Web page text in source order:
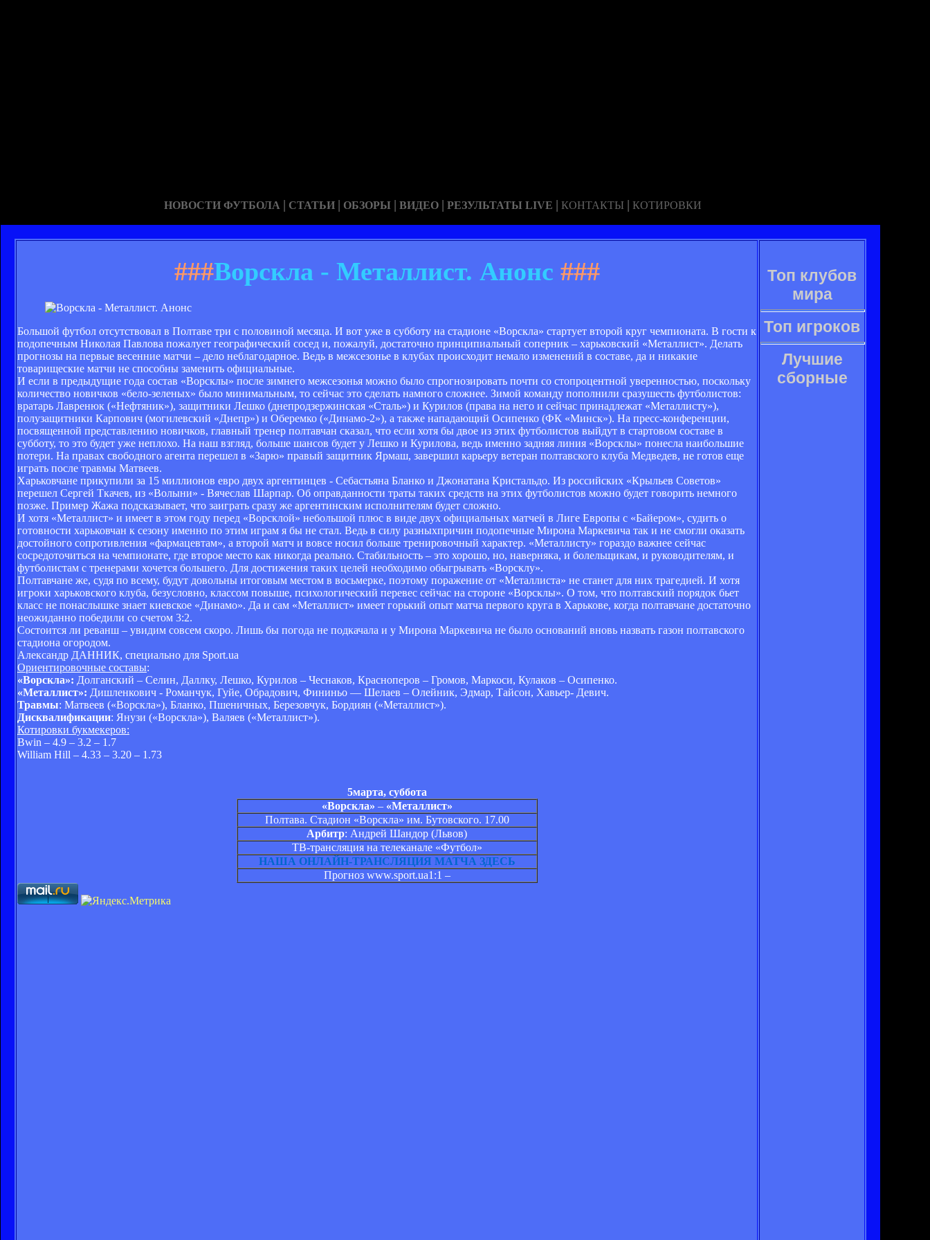
НОВОСТИ ФУТБОЛА | СТАТЬИ | ОБЗОРЫ | ВИДЕО | РЕЗУЛЬТАТЫ LIVE | КОНТАКТЫ | КОТИРОВКИ
###Ворскла - Металлист. Анонс ###
Большой футбол отсутствовал в Полтаве три с половиной месяца. И вот уже в субботу на стадионе «Ворскла» стартует второй круг чемпионата. В гости к
подопечным Николая Павлова пожалует географический сосед и, пожалуй, достаточно принципиальный соперник – харьковский «Металлист». Делать
прогнозы на первые весенние матчи – дело неблагодарное. Ведь в межсезонье в клубах происходит немало изменений в составе, да и никакие
товарищеские матчи не способны заменить официальные.
И если в предыдущие года состав «Ворсклы» после зимнего межсезонья можно было спрогнозировать почти со стопроцентной уверенностью, поскольку
количество новичков «бело-зеленых» было минимальным, то сейчас это сделать намного сложнее. Зимой команду пополнили сразушесть футболистов:
вратарь Лавренюк («Нефтяник»), защитники Лешко (днепродзержинская «Сталь») и Курилов (права на него и сейчас принадлежат «Металлисту»),
полузащитники Карпович (могилевский «Днепр») и Оберемко («Динамо-2»), а также нападающий Осипенко (ФК «Минск»). На пресс-конференции,
посвященной представлению новичков, главный тренер полтавчан сказал, что если хотя бы двое из этих футболистов выйдут в стартовом составе в
субботу, то это будет уже неплохо. На наш взгляд, больше шансов будет у Лешко и Курилова, ведь именно задняя линия «Ворсклы» понесла наибольшие
потери. На правах свободного агента перешел в «Зарю» правый защитник Ярмаш, завершил карьеру ветеран полтавского клуба Медведев, не готов еще
играть после травмы Матвеев.
Харьковчане прикупили за 15 миллионов евро двух аргентинцев - Себастьяна Бланко и Джонатана Кристальдо. Из российских «Крыльев Советов»
перешел Сергей Ткачев, из «Волыни» - Вячеслав Шарпар. Об оправданности траты таких средств на этих футболистов можно будет говорить немного
позже. Пример Жажа подсказывает, что заиграть сразу же аргентинским исполнителям будет сложно.
И хотя «Металлист» и имеет в этом году перед «Ворсклой» небольшой плюс в виде двух официальных матчей в Лиге Европы с «Байером», судить о
готовности харьковчан к сезону именно по этим играм я бы не стал. Ведь в силу разныхпричин подопечные Мирона Маркевича так и не смогли оказать
достойного сопротивления «фармацевтам», а второй матч и вовсе носил больше тренировочный характер. «Металлисту» гораздо важнее сейчас
сосредоточиться на чемпионате, где второе место как никогда реально. Стабильность – это хорошо, но, наверняка, и болельщикам, и руководителям, и
футболистам с тренерами хочется большего. Для достижения таких целей необходимо обыгрывать «Ворсклу».
Полтавчане же, судя по всему, будут довольны итоговым местом в восьмерке, поэтому поражение от «Металлиста» не станет для них трагедией. И хотя
игроки харьковского клуба, безусловно, классом повыше, психологический перевес сейчас на стороне «Ворсклы». О том, что полтавский порядок бьет
класс не понаслышке знает киевское «Динамо». Да и сам «Металлист» имеет горький опыт матча первого круга в Харькове, когда полтавчане достаточно
неожиданно победили со счетом 3:2.
Состоится ли реванш – увидим совсем скоро. Лишь бы погода не подкачала и у Мирона Маркевича не было оснований вновь назвать газон полтавского
стадиона огородом.
Александр ДАННИК, специально для Sport.ua
Ориентировочные составы:
«Ворскла»: Долганский – Селин, Даллку, Лешко, Курилов – Чеснаков, Красноперов – Громов, Маркоси, Кулаков – Осипенко.
«Металлист»: Дишленкович - Романчук, Гуйе, Обрадович, Фининьо — Шелаев – Олейник, Эдмар, Тайсон, Хавьер- Девич.
Травмы: Матвеев («Ворскла»), Бланко, Пшеничных, Березовчук, Бордиян («Металлист»).
Дисквалификации: Янузи («Ворскла»), Валяев («Металлист»).
Котировки букмекеров:
Bwin – 4.9 – 3.2 – 1.7
William Hill – 4.33 – 3.20 – 1.73
5марта, суббота
«Ворскла» –«Металлист»
Полтава. Стадион «Ворскла» им. Бутовского. 17.00
Арбитр: Андрей Шандор (Львов)
ТВ-трансляция на телеканале «Футбол»
НАША ОНЛАЙН-ТРАНСЛЯЦИЯ МАТЧА ЗДЕСЬ
Прогноз www.sport.ua1:1 –
Топ клубов
мира
Топ игроков
Лучшие
сборные